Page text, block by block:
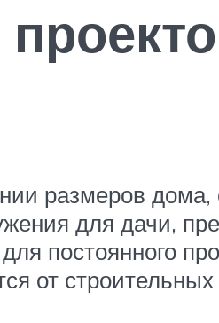
размеров дома,
для дачи,
постоянного
от